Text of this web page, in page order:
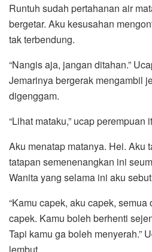
Runtuh sudah pertahanan air
bergetar. Aku kesusahan
tak terbendung.
“Nangis aja, jangan ditahan.”
Jemarinya bergerak mengambil
digenggam.
“Lihat mataku,” ucap perempuan
Aku menatap matanya. Hei. Aku
tatapan semenenangkan ini
Wanita yang selama ini aku
“Kamu capek, aku capek,
capek. Kamu boleh berhenti
Tapi kamu ga boleh menyerah.”